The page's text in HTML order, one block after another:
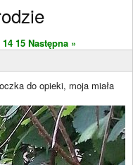
14 15 Następna »
do opieki, moja miała